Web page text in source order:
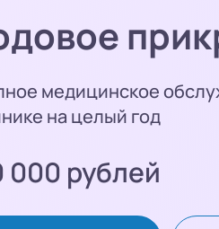
медицинское
на целый год
000 рублей